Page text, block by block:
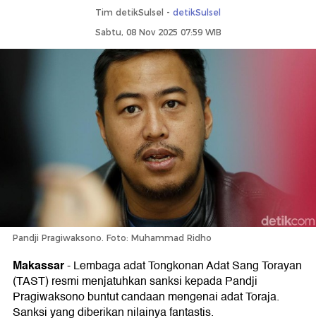
Tim detikSulsel - detikSulsel
Sabtu, 08 Nov 2025 07:59 WIB
Pandji Pragiwaksono. Foto: Muhammad Ridho
Makassar-Lembaga adat Tongkonan Adat Sang Torayan
(TAST) resmi menjatuhkan sanksi kepada Pandji
Pragiwaksono buntut candaan mengenai adat Toraja.
Sanksi yang diberikan nilainya fantastis.